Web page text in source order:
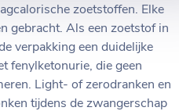
zoetstoffen. Elke
gebracht. Als een zoetstof in
verpakking een duidelijke
fenylketonurie, die geen
Light- of zerodranken en
tijdens de zwangerschap